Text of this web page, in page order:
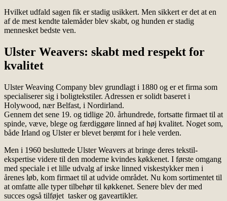
Hvilket udfald sagen fik er stadig usikkert. Men sikkert er det at en
af de mest kendte talemåder blev skabt, og hunden er stadig
mennesket bedste ven.
Ulster Weavers: skabt med respekt for
kvalitet
Ulster Weaving Company blev grundlagt i 1880 og er et firma som
specialiserer sig i boligtekstiler. Adressen er solidt baseret i
Holywood, nær Belfast, i Nordirland.
Gennem det sene 19. og tidlige 20. århundrede, fortsatte firmaet til at
spinde, væve, blege og færdiggøre linned af høj kvalitet. Noget som,
både Irland og Ulster er blevet berømt for i hele verden.
Men i 1960 besluttede Ulster Weavers at bringe deres tekstil-
ekspertise videre til den moderne kvindes køkkenet. I første omgang
med speciale i et lille udvalg af irske linned viskestykker men i
årenes løb, kom firmaet til at udvide området. Nu kom sortimentet til
at omfatte alle typer tilbehør til køkkenet. Senere blev der med
succes også tilføjet tasker og gaveartikler.